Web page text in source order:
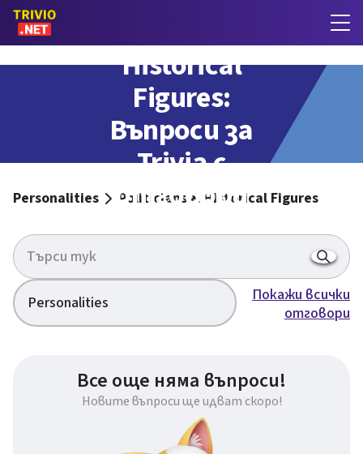
Historical
Figures:
Въпроси за
Trivia с
отговори
Personalities Politicians & Historical Figures
Personalities
Покажи всички
отговори
Все още няма въпроси!
Новите въпроси ще идват скоро!